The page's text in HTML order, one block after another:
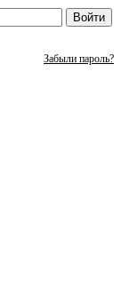
Войти
Забыли пароль?